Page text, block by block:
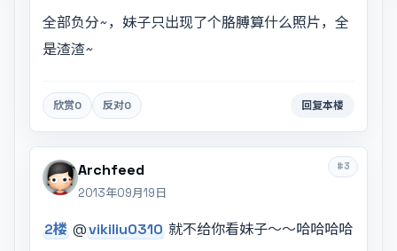
全部负分~，妹子只出现了个胳膊算什么照片，全
是渣渣~
欣赏0 反对0 回复本楼
#3
Archfeed
2013年09月19日
2楼 @vikiliu0310 就不给你看妹子～～哈哈哈哈